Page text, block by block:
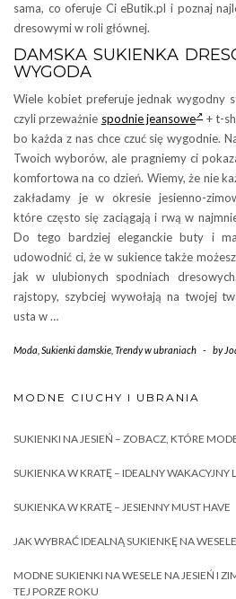
sama, co oferuje Ci eButik.pl i poznaj
dresowymi w roli głównej.
DAMSKA SUKIENKA
WYGODA
Wiele kobiet preferuje jednak wygodny
czyli przeważnie spodnie jeansowe + t-
bo każda z nas chce czuć się wygodnie.
Twoich wyborów, ale pragniemy ci
komfortowa na co dzień. Wiemy, że nie
zakładamy je w okresie jesienno-
które często się zaciągają i rwą w
Do tego bardziej eleganckie buty i
udowodnić ci, że w sukience także
jak w ulubionych spodniach
rajstopy, szybciej wywołają na twojej
usta w …
Moda Sukienki damskie Trendy w ubraniach - by
MODNE CIUCHY I UBRANIA
SUKIENKI NA JESIEŃ – ZOBACZ, KTÓRE
SUKIENKA W KRATĘ – IDEALNY WAKACYJNY
SUKIENKA W KRATĘ – JESIENNY MUST HAVE
JAK WYBRAĆ IDEALNĄ SUKIENKĘ NA
MODNE SUKIENKI NA WESELE NA JESIEŃ I
TEJ PORZE ROKU